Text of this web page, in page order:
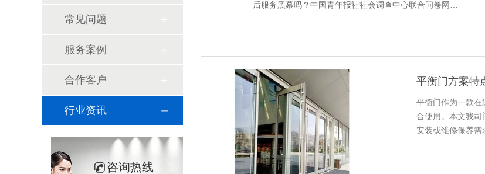
常见问题
服务案例
合作客户
行业资讯
咨询热线
后服务黑幕吗？中国青年报社社会调查中心联合问卷网…
平衡门方案特
平衡门作为一款在
合使用。本文我司
安装或维修保养需